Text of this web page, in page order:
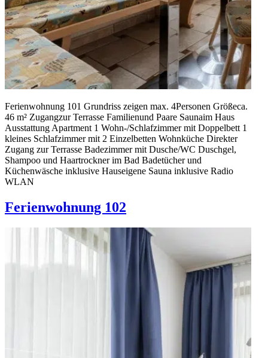
Ferienwohnung 101 Grundriss zeigen max. 4Personen Größeca.
46 m² Zugangzur Terrasse Familienund Paare Saunaim Haus
Ausstattung Apartment 1 Wohn-/Schlafzimmer mit Doppelbett 1
kleines Schlafzimmer mit 2 Einzelbetten Wohnküche Direkter
Zugang zur Terrasse Badezimmer mit Dusche/WC Duschgel,
Shampoo und Haartrockner im Bad Badetücher und
Küchenwäsche inklusive Hauseigene Sauna inklusive Radio
WLAN
Ferienwohnung 102